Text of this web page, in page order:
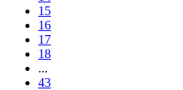
15
16
17
18
...
43